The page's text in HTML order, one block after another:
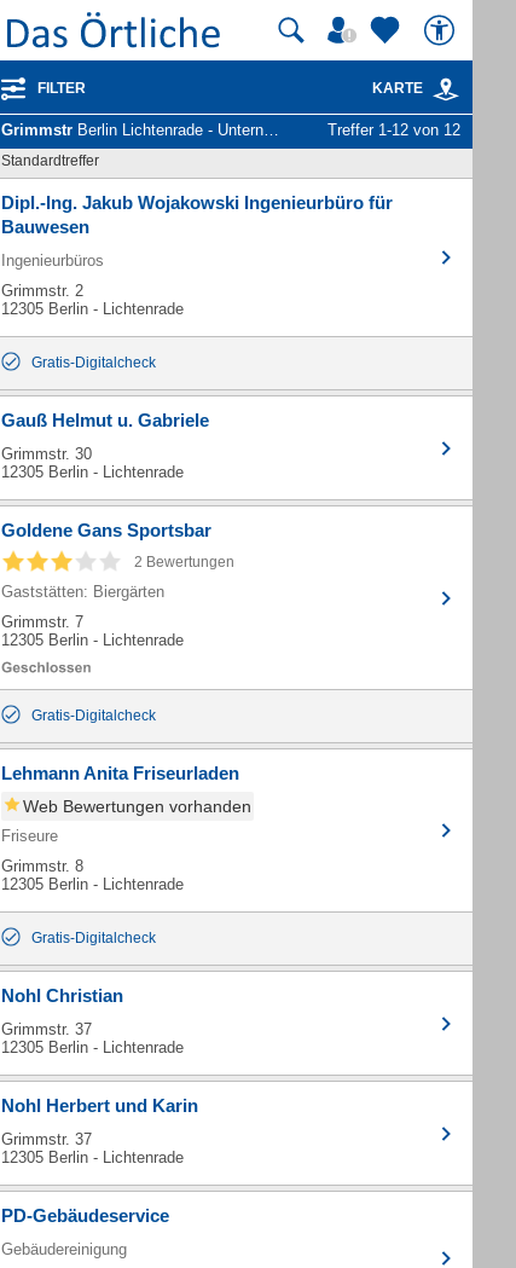
FILTER KARTE
Grimmstr Berlin Lichtenrade - Unternehmen und Personen Treffer 1-12 von 12
Standardtreffer
Dipl.-Ing. Jakub Wojakowski Ingenieurbüro für
Bauwesen
Ingenieurbüros
Grimmstr. 2
12305 Berlin - Lichtenrade
Gratis-Digitalcheck
Gauß Helmut u. Gabriele
Grimmstr. 30
12305 Berlin - Lichtenrade
Goldene Gans Sportsbar
2 Bewertungen
Gaststätten: Biergärten
Grimmstr. 7
12305 Berlin - Lichtenrade
Gratis-Digitalcheck
Lehmann Anita Friseurladen
Web Bewertungen vorhanden
Friseure
Grimmstr. 8
12305 Berlin - Lichtenrade
Gratis-Digitalcheck
Nohl Christian
Grimmstr. 37
12305 Berlin - Lichtenrade
Nohl Herbert und Karin
Grimmstr. 37
12305 Berlin - Lichtenrade
PD-Gebäudeservice
Gebäudereinigung